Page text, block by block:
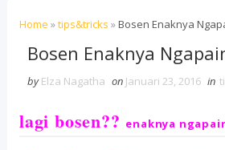
Home »tips&tricks »Bosen Enaknya
Bosen Enaknya
by Elza Nagatha on Januari 23, 2016 in
lagi bosen?? enaknya